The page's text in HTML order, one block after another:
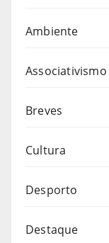
Ambiente
Associativismo
Breves
Cultura
Desporto
Destaque